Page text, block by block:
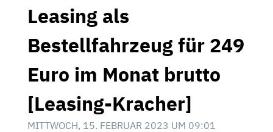
Leasing als
Bestellfahrzeug für 249
Euro im Monat brutto
[Leasing-Kracher]
MITTWOCH, 15. FEBRUAR 2023 UM 09:01